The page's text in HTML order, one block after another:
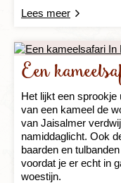
Lees meer
Een
Het lijkt een sprookje
van een kameel de
van Jaisalmer
namiddaglicht. Ook
baarden en
voordat je er echt in
woestijn.